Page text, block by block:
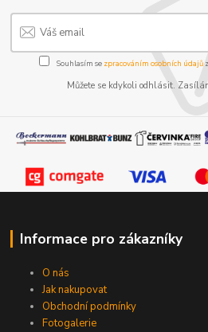
Souhlasím se zpracováním osobních údajů
Můžete se kdykoli odhlásit.
Informace pro zákazníky
O nás
Jak nakupovat
Obchodní podmínky
Fotogalerie